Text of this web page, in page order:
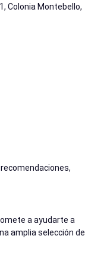
Colonia Montebello,
a ayudarte a
amplia selección de